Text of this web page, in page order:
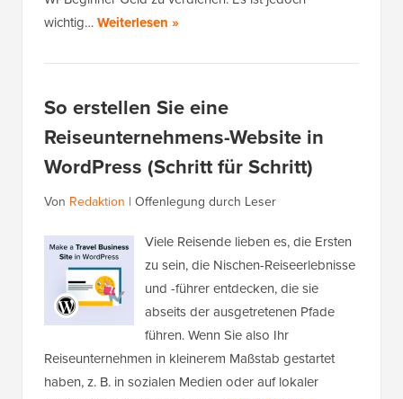
wichtig…Weiterlesen »
So erstellen Sie eine
Reiseunternehmens-Website in
WordPress (Schritt für Schritt)
Von Redaktion | Offenlegung durch Leser
Viele Reisende lieben es, die Ersten
zu sein, die Nischen-Reiseerlebnisse
und -führer entdecken, die sie
abseits der ausgetretenen Pfade
führen. Wenn Sie also Ihr
Reiseunternehmen in kleinerem Maßstab gestartet
haben, z. B. in sozialen Medien oder auf lokaler